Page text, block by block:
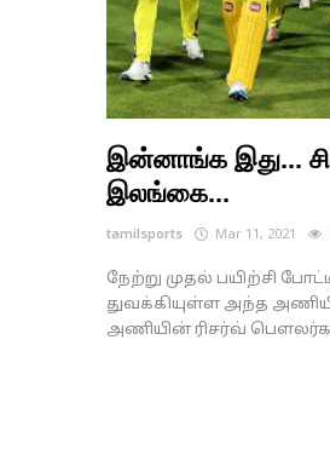
இன்னாங்க இது...
இலங்கை...
tamilsports Mar 11, 2021
நேற்று முதல் பயிற்சி
துவக்கியுள்ள அந்த
அணியின் ரிசர்வ்